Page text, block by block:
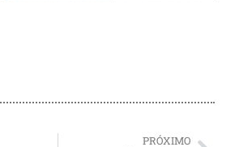
PRÓXIMO